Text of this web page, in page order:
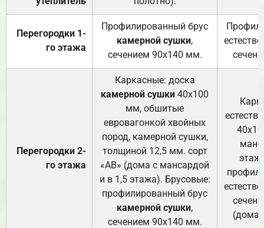
Перегородки 1-
го этажа
Профилированный брус
камерной сушки,
сечением 90х140 мм.
Перегородки 2-
го этажа
Каркасные: доска
камерной сушки 40х100
мм, обшитые
евровагонкой хвойных
пород, камерной сушки,
толщиной 12,5 мм. сорт
«АВ» (дома с мансардой
и в 1,5 этажа). Брусовые:
профилированный брус
камерной сушки,
сечением 90х140 мм.
(дома